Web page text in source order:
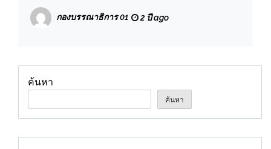
ความมั่นคง เข้าร่วมประชุมวางแผน
มาตรการป้องกันการค้ามนุษย์”
กองบรรณาธิการ 01 2 ปี ago
ค้นหา
ค้นหา